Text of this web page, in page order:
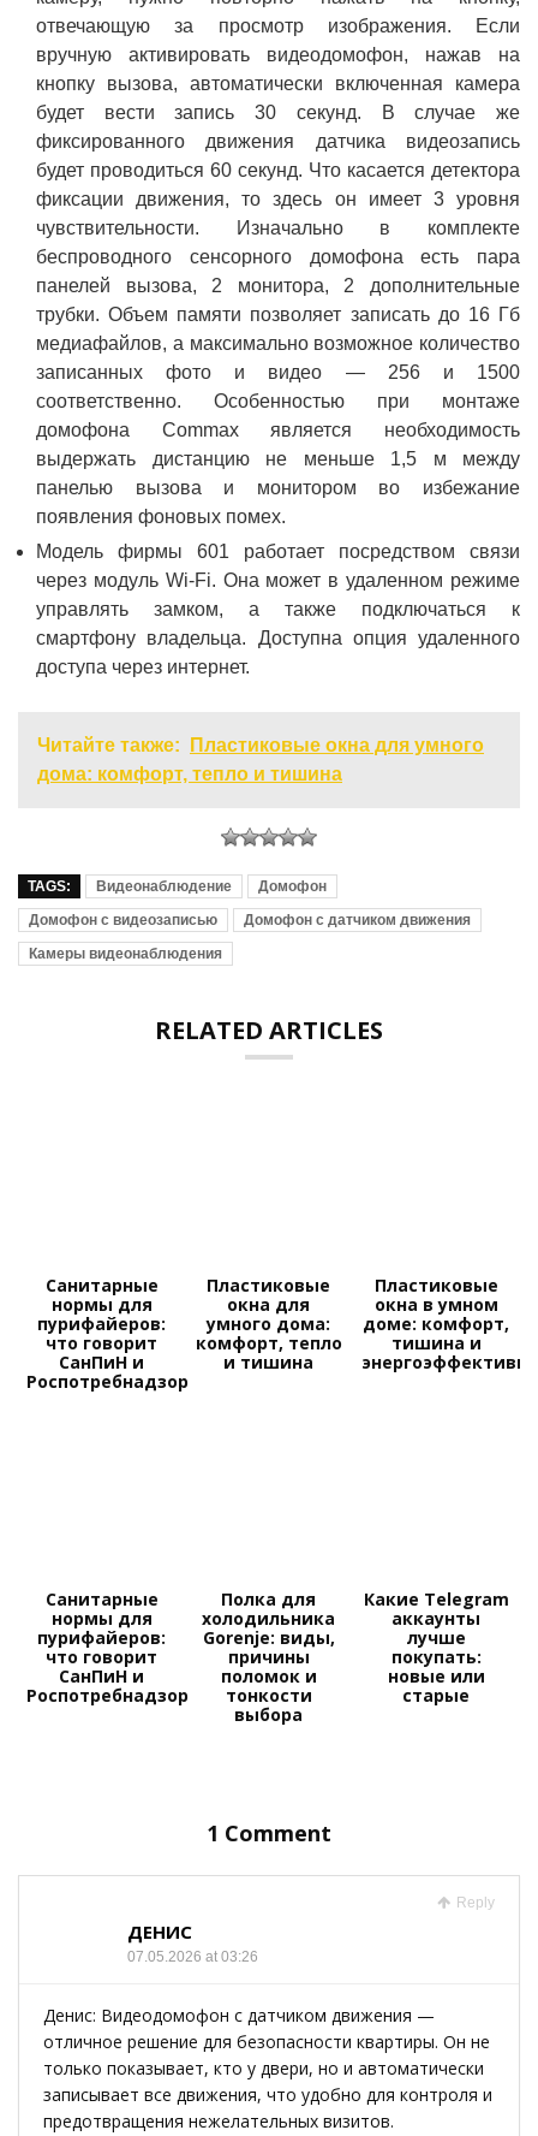
отвечающую за просмотр изображения. Если
вручную активировать видеодомофон, нажав на
кнопку вызова, автоматически включенная камера
будет вести запись 30 секунд. В случае же
фиксированного движения датчика видеозапись
будет проводиться 60 секунд. Что касается детектора
фиксации движения, то здесь он имеет 3 уровня
чувствительности. Изначально в комплекте
беспроводного сенсорного домофона есть пара
панелей вызова, 2 монитора, 2 дополнительные
трубки. Объем памяти позволяет записать до 16 Гб
медиафайлов, а максимально возможное количество
записанных фото и видео — 256 и 1500
соответственно. Особенностью при монтаже
домофона Commax является необходимость
выдержать дистанцию не меньше 1,5 м между
панелью вызова и монитором во избежание
появления фоновых помех.
Модель фирмы 601 работает посредством связи
через модуль Wi-Fi. Она может в удаленном режиме
управлять замком, а также подключаться к
смартфону владельца. Доступна опция удаленного
доступа через интернет.
Читайте также:
Пластиковые окна для умного
дома: комфорт, тепло и тишина
TAGS: Видеонаблюдение
Домофон
Домофон с видеозаписью
Домофон с датчиком движения
Камеры видеонаблюдения
RELATED ARTICLES
Санитарные
нормы для
пурифайеров:
что говорит
СанПиН и
Роспотребнадзор
Пластиковые
окна для
умного дома:
комфорт, тепло
и тишина
Пластиковые
окна в умном
доме: комфорт,
тишина и
Санитарные
нормы для
пурифайеров:
что говорит
СанПиН и
Роспотребнадзор
Полка для
холодильника
Gorenje: виды,
причины
поломок и
тонкости
выбора
Какие Telegram
аккаунты
лучше
покупать:
новые или
старые
1 Comment
Reply
ДЕНИС
07.05.2026 at 03:26
Денис: Видеодомофон с датчиком движения —
отличное решение для безопасности квартиры. Он не
только показывает, кто у двери, но и автоматически
записывает все движения, что удобно для контроля и
предотвращения нежелательных визитов.